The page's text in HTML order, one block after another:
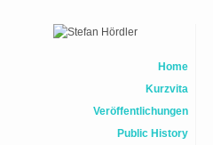
Home
Kurzvita
Veröffentlichungen
Public History